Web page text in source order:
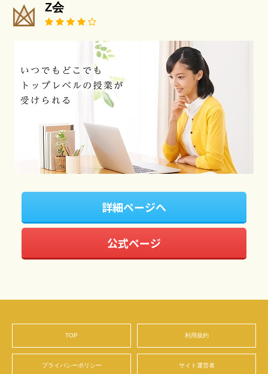
Z会
詳細ページへ
公式ページ
TOP 利用規約
プライバシーポリシー サイト運営者